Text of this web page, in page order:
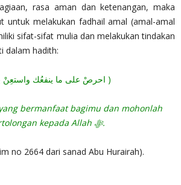
rasa aman dan ketenangan, maka
untuk melakukan fadhail amal (amal-amal
sifat-sifat mulia dan melakukan tindakan
dalam hadith:
( احرصْ على ما ينفعُك واستعِنْ باللهِ )
bermanfaat bagimu dan mohonlah
pertolongan kepada Allah ‎ﷻ.
no 2664 dari sanad Abu Hurairah).